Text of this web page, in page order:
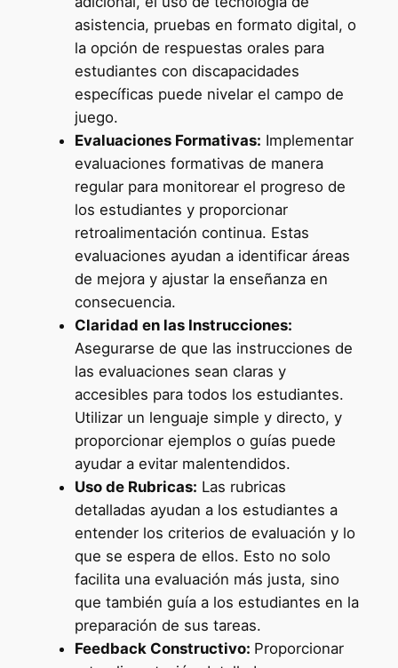
asistencia, pruebas en formato digital, o
la opción de respuestas orales para
estudiantes con discapacidades
específicas puede nivelar el campo de
juego.
Evaluaciones Formativas: Implementar
evaluaciones formativas de manera
regular para monitorear el progreso de
los estudiantes y proporcionar
retroalimentación continua. Estas
evaluaciones ayudan a identificar áreas
de mejora y ajustar la enseñanza en
consecuencia.
Claridad en las Instrucciones:
Asegurarse de que las instrucciones de
las evaluaciones sean claras y
accesibles para todos los estudiantes.
Utilizar un lenguaje simple y directo, y
proporcionar ejemplos o guías puede
ayudar a evitar malentendidos.
Uso de Rubricas: Las rubricas
detalladas ayudan a los estudiantes a
entender los criterios de evaluación y lo
que se espera de ellos. Esto no solo
facilita una evaluación más justa, sino
que también guía a los estudiantes en la
preparación de sus tareas.
Feedback Constructivo: Proporcionar